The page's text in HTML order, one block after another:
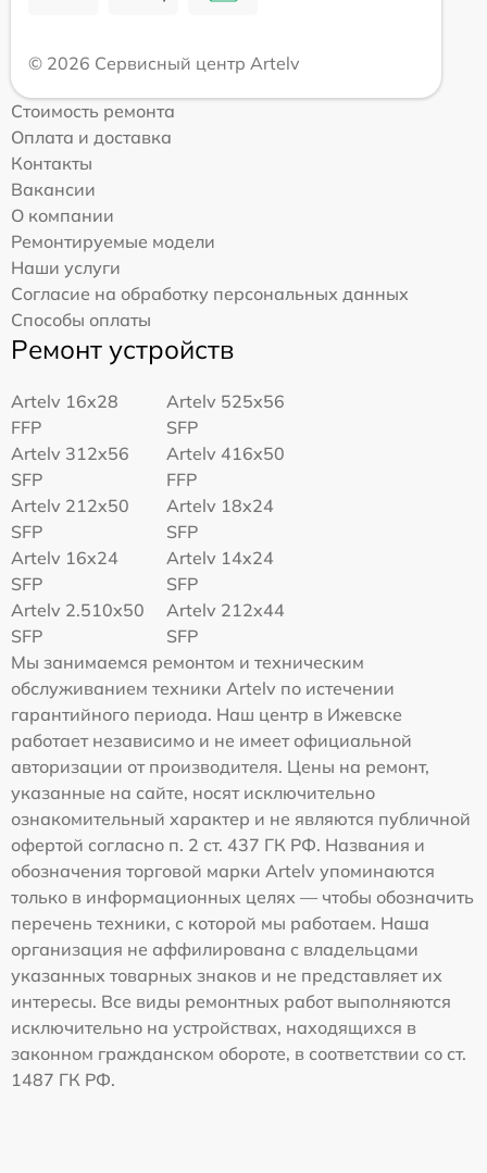
© 2026 Сервисный центр Artelv
Стоимость ремонта
Оплата и доставка
Контакты
Вакансии
О компании
Ремонтируемые модели
Наши услуги
Согласие на обработку персональных данных
Способы оплаты
Ремонт устройств
Artelv 16x28
FFP
Artelv 525x56
SFP
Artelv 312x56
SFP
Artelv 416x50
FFP
Artelv 212x50
SFP
Artelv 18x24
SFP
Artelv 16x24
SFP
Artelv 14x24
SFP
Artelv 2.510x50
SFP
Artelv 212x44
SFP
Мы занимаемся ремонтом и техническим
обслуживанием техники Artelv по истечении
гарантийного периода. Наш центр в Ижевске
работает независимо и не имеет официальной
авторизации от производителя. Цены на ремонт,
указанные на сайте, носят исключительно
ознакомительный характер и не являются публичной
офертой согласно п. 2 ст. 437 ГК РФ. Названия и
обозначения торговой марки Artelv упоминаются
только в информационных целях — чтобы обозначить
перечень техники, с которой мы работаем. Наша
организация не аффилирована с владельцами
указанных товарных знаков и не представляет их
интересы. Все виды ремонтных работ выполняются
исключительно на устройствах, находящихся в
законном гражданском обороте, в соответствии со ст.
1487 ГК РФ.